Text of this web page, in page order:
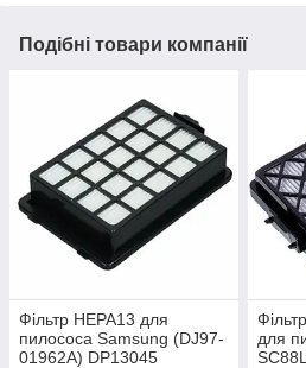
Подібні товари компанії
Фільтр HEPA13 для
пилососа Samsung (DJ97-
01962A) DP13045
для